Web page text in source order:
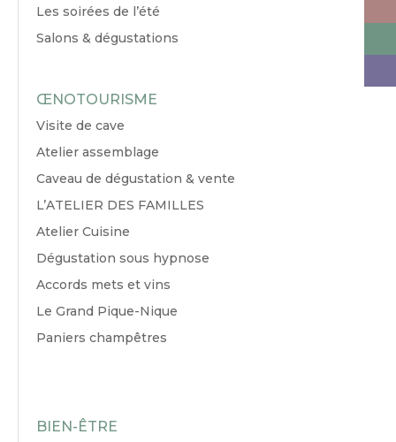
Les soirées de l’été
Salons & dégustations
ŒNOTOURISME
Visite de cave
Atelier assemblage
Caveau de dégustation & vente
L’ATELIER DES FAMILLES
Atelier Cuisine
Dégustation sous hypnose
Accords mets et vins
Le Grand Pique-Nique
Paniers champêtres
BIEN-ÊTRE